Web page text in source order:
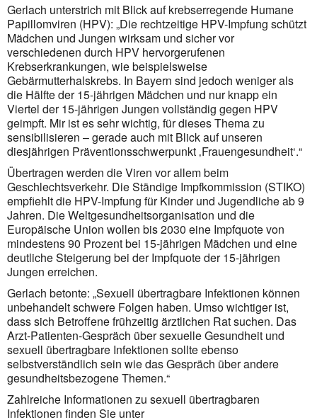
Gerlach unterstrich mit Blick auf krebserregende Humane
Papillomviren (HPV): „Die rechtzeitige HPV-Impfung schützt
Mädchen und Jungen wirksam und sicher vor
verschiedenen durch HPV hervorgerufenen
Krebserkrankungen, wie beispielsweise
Gebärmutterhalskrebs. In Bayern sind jedoch weniger als
die Hälfte der 15-jährigen Mädchen und nur knapp ein
Viertel der 15-jährigen Jungen vollständig gegen HPV
geimpft. Mir ist es sehr wichtig, für dieses Thema zu
sensibilisieren – gerade auch mit Blick auf unseren
diesjährigen Präventionsschwerpunkt ‚Frauengesundheit‘.“
Übertragen werden die Viren vor allem beim
Geschlechtsverkehr. Die Ständige Impfkommission (STIKO)
empfiehlt die HPV-Impfung für Kinder und Jugendliche ab 9
Jahren. Die Weltgesundheitsorganisation und die
Europäische Union wollen bis 2030 eine Impfquote von
mindestens 90 Prozent bei 15-jährigen Mädchen und eine
deutliche Steigerung bei der Impfquote der 15-jährigen
Jungen erreichen.
Gerlach betonte: „Sexuell übertragbare Infektionen können
unbehandelt schwere Folgen haben. Umso wichtiger ist,
dass sich Betroffene frühzeitig ärztlichen Rat suchen. Das
Arzt-Patienten-Gespräch über sexuelle Gesundheit und
sexuell übertragbare Infektionen sollte ebenso
selbstverständlich sein wie das Gespräch über andere
gesundheitsbezogene Themen.“
Zahlreiche Informationen zu sexuell übertragbaren
Infektionen finden Sie unter